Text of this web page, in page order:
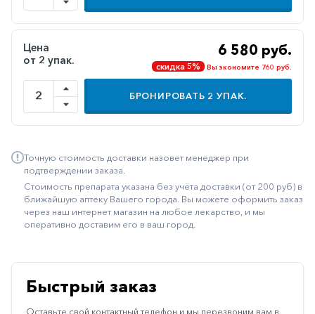
Иммунодепрессанты
Климактерические
Метаболизм
Минеральный
обмен
средства
Неврологические
Остеопороз
Паркинсон
Противоаллергические
Цена
от 2 упак.
6 580 руб.
скидка 5% Вы экономите 760 руб.
БРОНИРОВАТЬ 2 УПАК.
Точную стоимость доставки назовет менеджер при
подтверждении заказа.
Стоимость препарата указана без учёта доставки (от 200 руб) в
ближайшую аптеку Вашего города. Вы можете оформить заказ
через наш интернет магазин на любое лекарство, и мы
оперативно доставим его в ваш город.
Быстрый заказ
Оставьте свой контактный телефон и мы перезвоним вам в